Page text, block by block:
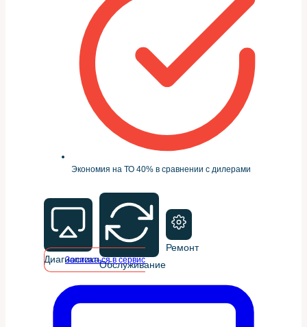
Экономия на ТО 40% в сравнении с дилерами
ДиагностикаОбслуживание
Ремонт
Записаться в сервис